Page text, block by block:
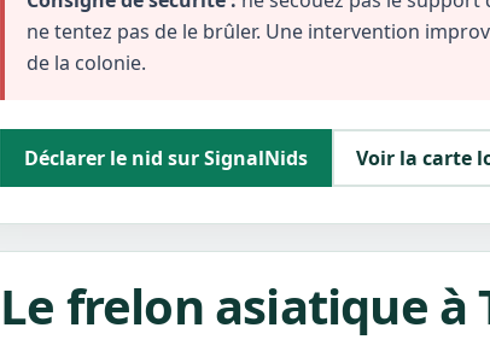
ne tentez pas de le brûler. Une intervention
de la colonie.
Déclarer le nid sur SignalNids Voir la carte
Le frelon asiatique à